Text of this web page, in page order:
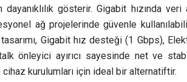
gösterir. Gigabit hızında veri
ağ projelerinde güvenle
Gigabit hız desteği (1 Gbps),
önleyici ayırıcı sayesinde net ve
kurulumları için ideal bir alternatiftir.